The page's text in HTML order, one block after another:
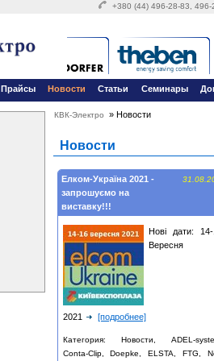
+380 (44) 496-28-83,
Прайсы Новости Статьи Семинары
КВК-Электро » Новости
Новости
Елком-Україна 2021 -
запрошуємо на
виставку!!!
Нові дати: 14-
Вересня
2021 [подробнее]
Категория: Новости, ADEL-
Conta-Clip, Doepke, ELSTA, FTG,